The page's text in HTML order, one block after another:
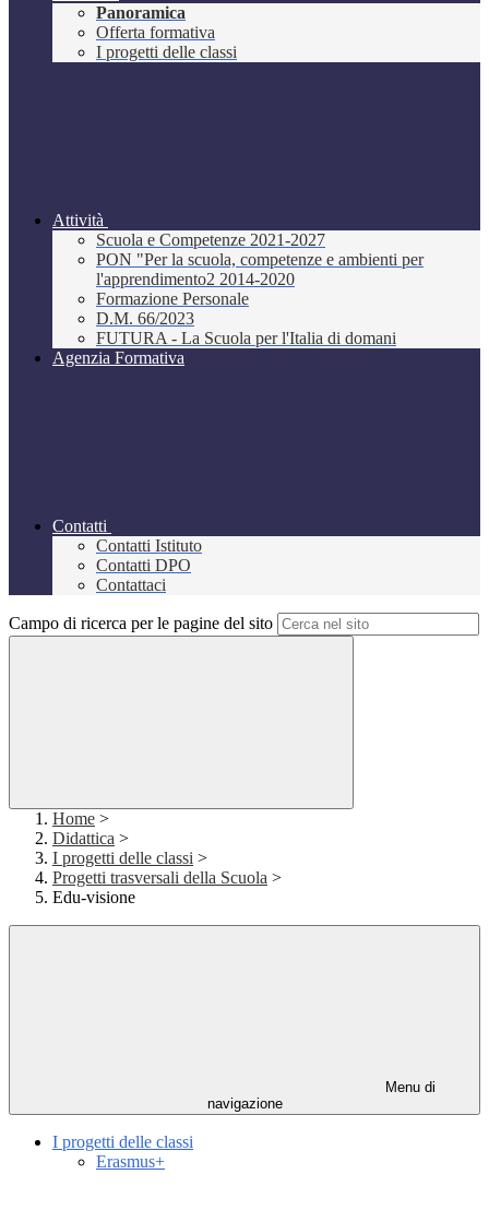
Panoramica
Offerta formativa
I progetti delle classi
Attività
Scuola e Competenze 2021-2027
PON "Per la scuola, competenze e ambienti per
l'apprendimento2 2014-2020
Formazione Personale
D.M. 66/2023
FUTURA - La Scuola per l'Italia di domani
Agenzia Formativa
Contatti
Contatti Istituto
Contatti DPO
Contattaci
Campo di ricerca per le pagine del sito
Home >
Didattica >
I progetti delle classi >
Progetti trasversali della Scuola >
Edu-visione
Menu di
navigazione
I progetti delle classi
Erasmus+